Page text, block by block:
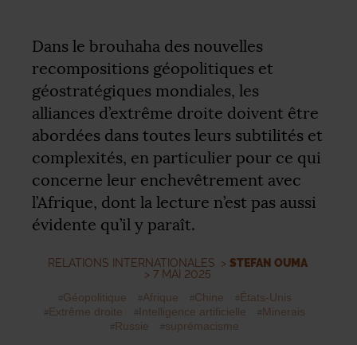
Dans le brouhaha des nouvelles
recompositions géopolitiques et
géostratégiques mondiales, les
alliances d’extrême droite doivent être
abordées dans toutes leurs subtilités et
complexités, en particulier pour ce qui
concerne leur enchevêtrement avec
l’Afrique, dont la lecture n’est pas aussi
évidente qu’il y paraît.
RELATIONS INTERNATIONALES > STEFAN OUMA
> 7 MAI 2025
Géopolitique Afrique Chine
États-Unis
Extrême droite
Intelligence artificielle
Minerais
Russie
suprémacisme